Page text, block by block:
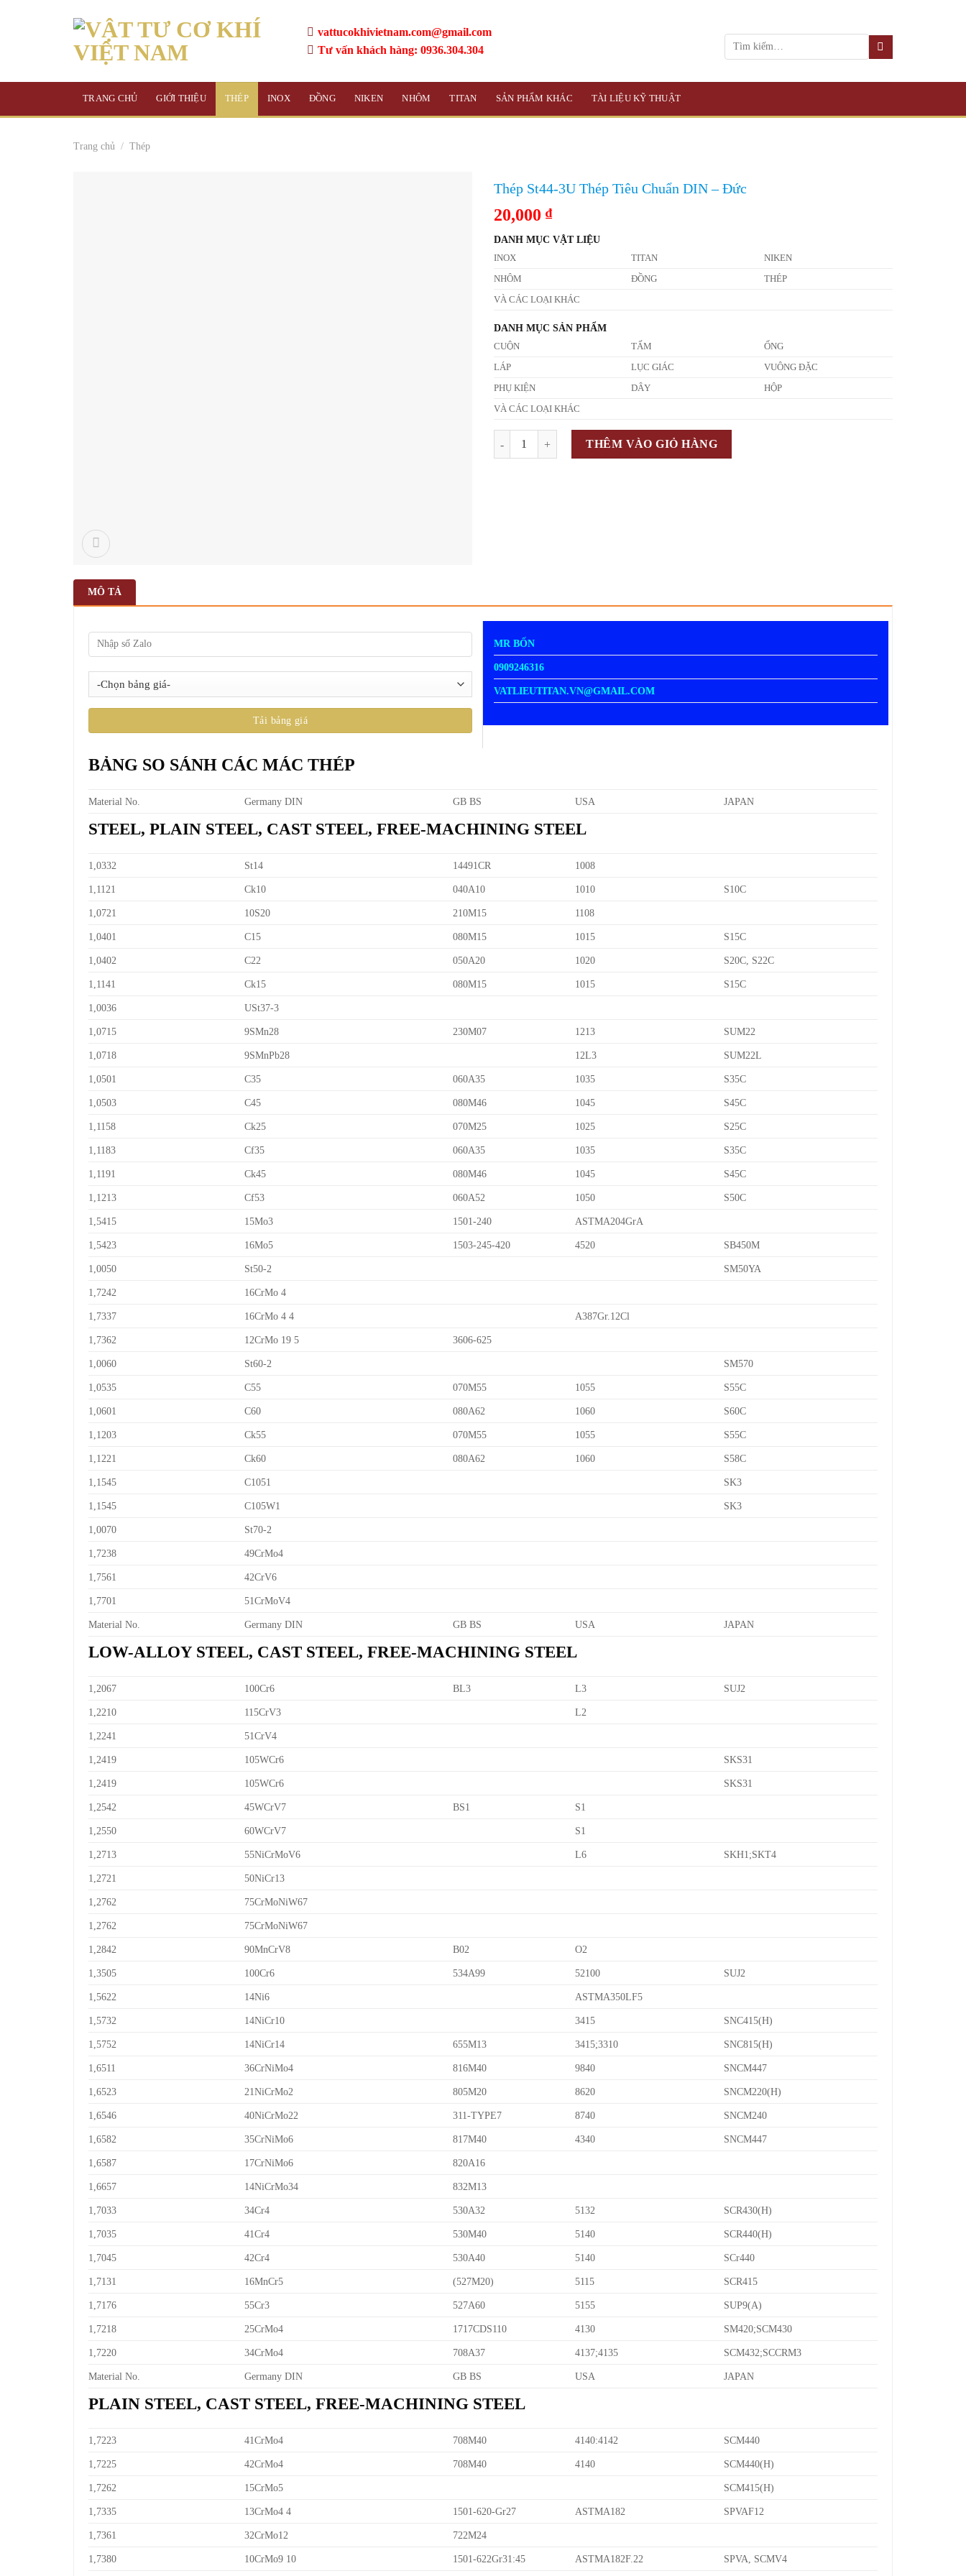
vattucokhivietnam.com@gmail.com
Tư vấn khách hàng: 0936.304.304
TRANG CHỦ GIỚI THIỆU THÉP INOX ĐỒNG NIKEN NHÔM TITAN SẢN PHẨM KHÁC TÀI LIỆU KỸ THUẬT
Trang chủ / Thép
Thép St44-3U Thép Tiêu Chuẩn DIN – Đức
20,000 ₫
DANH MỤC VẬT LIỆU
INOX TITAN NIKEN
NHÔM ĐỒNG THÉP
VÀ CÁC LOẠI KHÁC
DANH MỤC SẢN PHẨM
CUỘN TẤM ỐNG
LÁP LỤC GIÁC VUÔNG ĐẶC
PHỤ KIỆN DÂY HỘP
VÀ CÁC LOẠI KHÁC
THÊM VÀO GIỎ HÀNG
MÔ TẢ
MR BỐN
0909246316
VATLIEUTITAN.VN@GMAIL.COM
BẢNG SO SÁNH CÁC MÁC THÉP
Material No. Germany DIN GB BS USA JAPAN
STEEL, PLAIN STEEL, CAST STEEL, FREE-MACHINING STEEL
1,0332 St14 14491CR 1008
1,1121 Ck10 040A10 1010 S10C
1,0721 10S20 210M15 1108
1,0401 C15 080M15 1015 S15C
1,0402 C22 050A20 1020 S20C, S22C
1,1141 Ck15 080M15 1015 S15C
1,0036 USt37-3
1,0715 9SMn28 230M07 1213 SUM22
1,0718 9SMnPb28 12L3 SUM22L
1,0501 C35 060A35 1035 S35C
1,0503 C45 080M46 1045 S45C
1,1158 Ck25 070M25 1025 S25C
1,1183 Cf35 060A35 1035 S35C
1,1191 Ck45 080M46 1045 S45C
1,1213 Cf53 060A52 1050 S50C
1,5415 15Mo3 1501-240 ASTMA204GrA
1,5423 16Mo5 1503-245-420 4520 SB450M
1,0050 St50-2 SM50YA
1,7242 16CrMo 4
1,7337 16CrMo 4 4 A387Gr.12Cl
1,7362 12CrMo 19 5 3606-625
1,0060 St60-2 SM570
1,0535 C55 070M55 1055 S55C
1,0601 C60 080A62 1060 S60C
1,1203 Ck55 070M55 1055 S55C
1,1221 Ck60 080A62 1060 S58C
1,1545 C1051 SK3
1,1545 C105W1 SK3
1,0070 St70-2
1,7238 49CrMo4
1,7561 42CrV6
1,7701 51CrMoV4
Material No. Germany DIN GB BS USA JAPAN
LOW-ALLOY STEEL, CAST STEEL, FREE-MACHINING STEEL
1,2067 100Cr6 BL3 L3 SUJ2
1,2210 115CrV3 L2
1,2241 51CrV4
1,2419 105WCr6 SKS31
1,2419 105WCr6 SKS31
1,2542 45WCrV7 BS1 S1
1,2550 60WCrV7 S1
1,2713 55NiCrMoV6 L6 SKH1;SKT4
1,2721 50NiCr13
1,2762 75CrMoNiW67
1,2762 75CrMoNiW67
1,2842 90MnCrV8 B02 O2
1,3505 100Cr6 534A99 52100 SUJ2
1,5622 14Ni6 ASTMA350LF5
1,5732 14NiCr10 3415 SNC415(H)
1,5752 14NiCr14 655M13 3415;3310 SNC815(H)
1,6511 36CrNiMo4 816M40 9840 SNCM447
1,6523 21NiCrMo2 805M20 8620 SNCM220(H)
1,6546 40NiCrMo22 311-TYPE7 8740 SNCM240
1,6582 35CrNiMo6 817M40 4340 SNCM447
1,6587 17CrNiMo6 820A16
1,6657 14NiCrMo34 832M13
1,7033 34Cr4 530A32 5132 SCR430(H)
1,7035 41Cr4 530M40 5140 SCR440(H)
1,7045 42Cr4 530A40 5140 SCr440
1,7131 16MnCr5 (527M20) 5115 SCR415
1,7176 55Cr3 527A60 5155 SUP9(A)
1,7218 25CrMo4 1717CDS110 4130 SM420;SCM430
1,7220 34CrMo4 708A37 4137;4135 SCM432;SCCRM3
Material No. Germany DIN GB BS USA JAPAN
PLAIN STEEL, CAST STEEL, FREE-MACHINING STEEL
1,7223 41CrMo4 708M40 4140:4142 SCM440
1,7225 42CrMo4 708M40 4140 SCM440(H)
1,7262 15CrMo5 SCM415(H)
1,7335 13CrMo4 4 1501-620-Gr27 ASTMA182 SPVAF12
1,7361 32CrMo12 722M24
1,7380 10CrMo9 10 1501-622Gr31:45 ASTMA182F.22 SPVA, SCMV4